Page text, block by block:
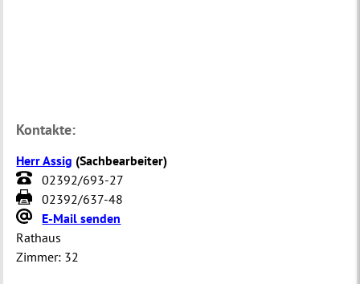
Kontakte:
Herr Assig (Sachbearbeiter)
02392/693-27
02392/637-48
E-Mail senden
Rathaus
Zimmer: 32